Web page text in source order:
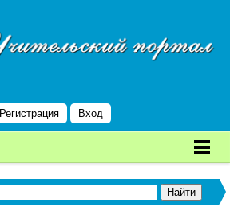
Регистрация Вход